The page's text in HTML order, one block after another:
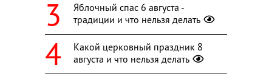
Яблочный спас 6 августа -
традиции и что нельзя делать
Какой церковный праздник 8
августа и что нельзя делать